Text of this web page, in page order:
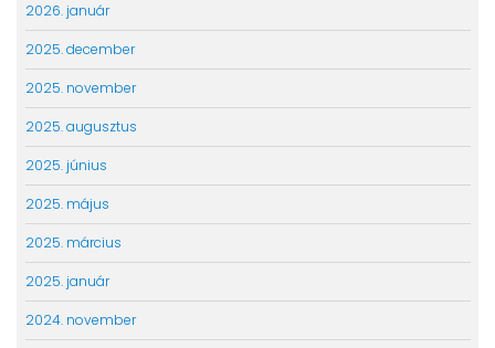
2026. január
2025. december
2025. november
2025. augusztus
2025. június
2025. május
2025. március
2025. január
2024. november